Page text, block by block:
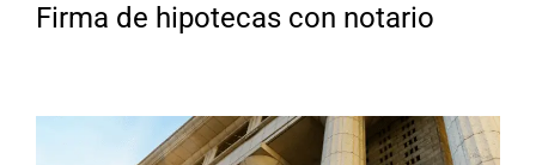
Firma de hipotecas con notario